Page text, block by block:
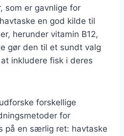
som er gavnlige for
en god kilde til
herunder vitamin B12,
gør den til et sundt valg
inkludere fisk i deres
forskellige
for
på en særlig ret: havtaske